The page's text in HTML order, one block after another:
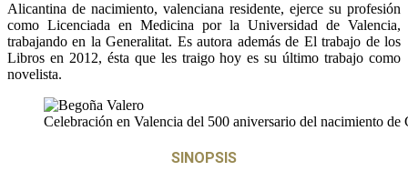
Alicantina de nacimiento, valenciana residente, ejerce su profesión
como Licenciada en Medicina por la Universidad de Valencia,
trabajando en la Generalitat. Es autora además de El trabajo de los
Libros en 2012, ésta que les traigo hoy es su último trabajo como
novelista.
Celebración en Valencia del 500 aniversario del nacimiento de
SINOPSIS